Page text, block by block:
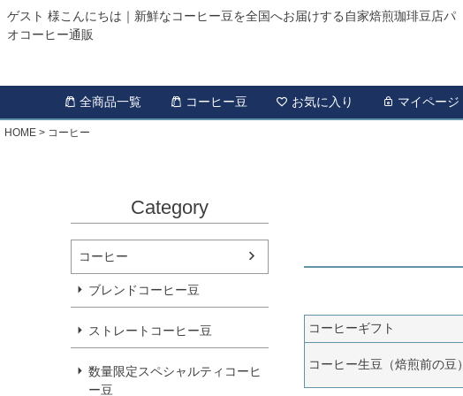
ゲスト 様こんにちは｜新鮮なコーヒー豆を全国へお届けする自家焙煎珈琲豆店パ
オコーヒー通販
全商品一覧 コーヒー豆 お気に入り マイページ
HOME コーヒー
Category
コーヒー
ブレンドコーヒー豆
ストレートコーヒー豆
数量限定スペシャルティコーヒ
ー豆
コーヒーギフト
コーヒー生豆（焙煎前の豆）